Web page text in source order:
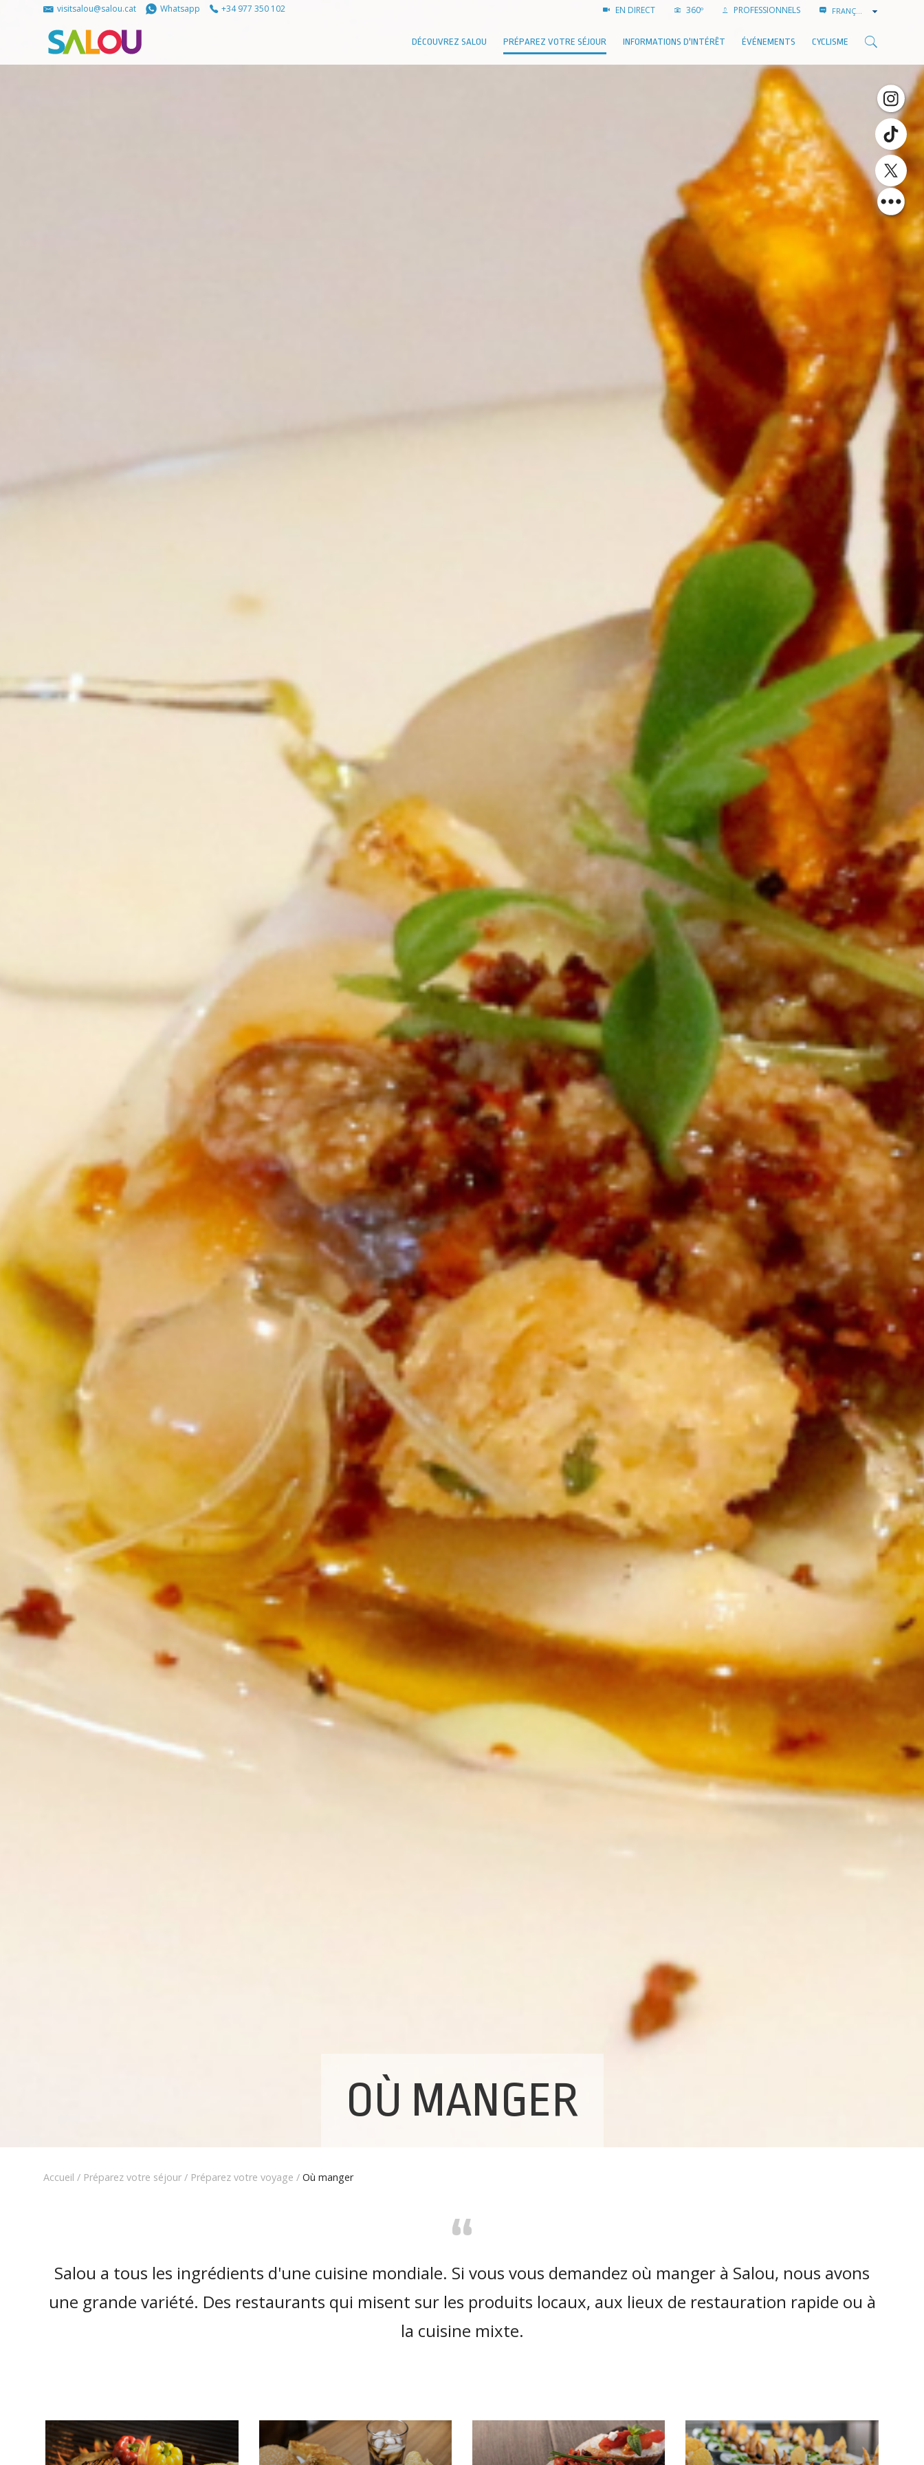
visitsalou@salou.cat Whatsapp +34 977 350 102 EN DIRECT 360º PROFESSIONNELS FRANÇAIS
DÉCOUVREZ SALOU PRÉPAREZ VOTRE SÉJOUR INFORMATIONS D'INTÉRÊT ÉVÉNEMENTS CYCLISME
OÙ MANGER
Accueil / Préparez votre séjour / Préparez votre voyage / Où manger
“
Salou a tous les ingrédients d'une cuisine mondiale. Si vous vous demandez où manger à Salou, nous avons
une grande variété. Des restaurants qui misent sur les produits locaux, aux lieux de restauration rapide ou à
la cuisine mixte.